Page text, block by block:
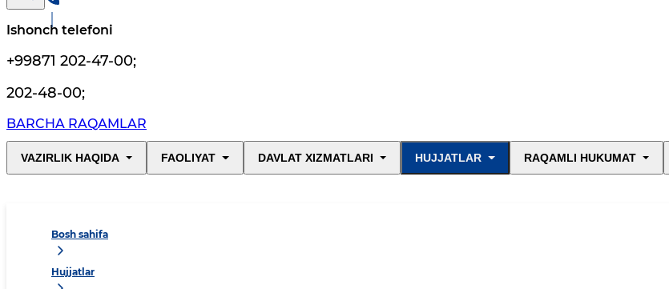
Ishonch telefoni
+99871 202-47-00;
202-48-00;
BARCHA RAQAMLAR
VAZIRLIK HAQIDA FAOLIYAT DAVLAT XIZMATLARI HUJJATLAR RAQAMLI HUKUMAT
Bosh sahifa
Hujjatlar